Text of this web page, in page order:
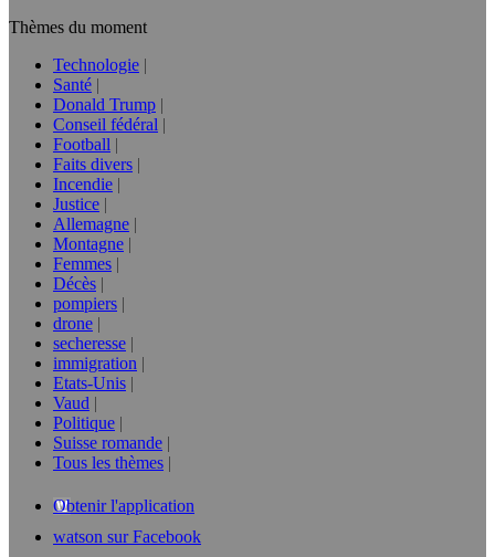
Thèmes du moment
Technologie
Santé
Donald Trump
Conseil fédéral
Football
Faits divers
Incendie
Justice
Allemagne
Montagne
Femmes
Décès
pompiers
drone
secheresse
immigration
Etats-Unis
Vaud
Politique
Suisse romande
Tous les thèmes
Obtenir l'application
watson sur Facebook